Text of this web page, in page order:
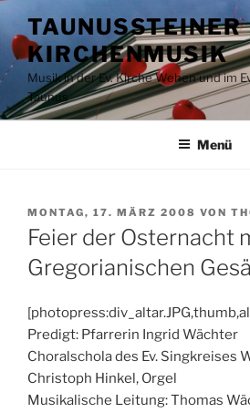
Inhalt
springen
TAUNUSSTEINER
KIRCHENMUSIK
Musik in der Ev. Kirche Wehen und im
Taunus
Menü
VERÖFFENTLICHT
AM
MONTAG, 17. MÄRZ 2008 VON
Feier der Osternacht
Gregorianischen
Predigt: Pfarrerin Ingrid Wächter
Choralschola des Ev. Singkreises
Christoph Hinkel, Orgel
Musikalische Leitung: Thomas